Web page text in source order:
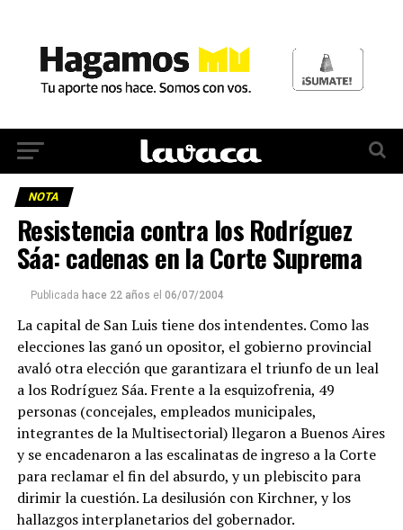
NOTA
Resistencia contra los Rodríguez
Sáa: cadenas en la Corte Suprema
Publicada hace 22 años el 06/07/2004
La capital de San Luis tiene dos intendentes. Como las
elecciones las ganó un opositor, el gobierno provincial
avaló otra elección que garantizara el triunfo de un leal
a los Rodríguez Sáa. Frente a la esquizofrenia, 49
personas (concejales, empleados municipales,
integrantes de la Multisectorial) llegaron a Buenos Aires
y se encadenaron a las escalinatas de ingreso a la Corte
para reclamar el fin del absurdo, y un plebiscito para
dirimir la cuestión. La desilusión con Kirchner, y los
hallazgos interplanetarios del gobernador.